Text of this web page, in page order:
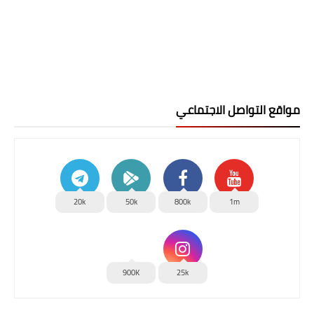
مواقع التواصل الاجتماعي
1m
800k
50k
20k
25k
900K